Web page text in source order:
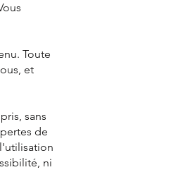
Toute
et
sans
de
ni